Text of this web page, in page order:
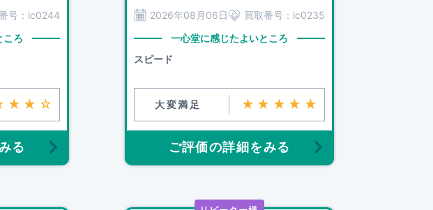
号： ic0244
ころ
る
2026年08月06日
買取番号： ic0235
一心堂に感じたよいところ
スピード
大変満足 ★★★★★
ご評価の詳細をみる